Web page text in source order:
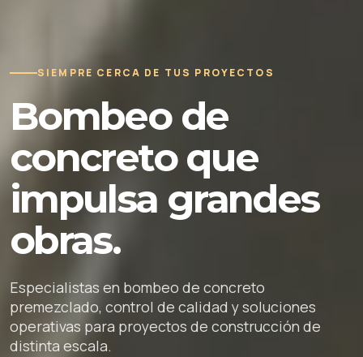
SIEMPRE CERCA DE TUS PROYECTOS
Bombeo de
concreto que
impulsa grandes
obras.
Especialistas en bombeo de concreto
premezclado, control de calidad y soluciones
operativas para proyectos de construcción de
distinta escala.